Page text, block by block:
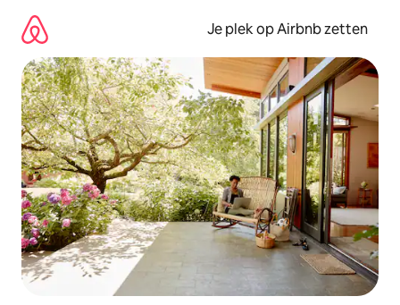
direct
naar
inhoud
Je plek op Airbnb zetten